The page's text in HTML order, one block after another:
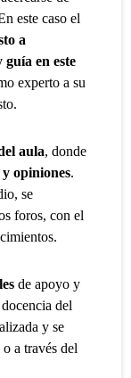
este caso el
a
guía en este
experto a su
aula, donde
opiniones.
se
foros, con el
de apoyo y
del
y se
o a través del